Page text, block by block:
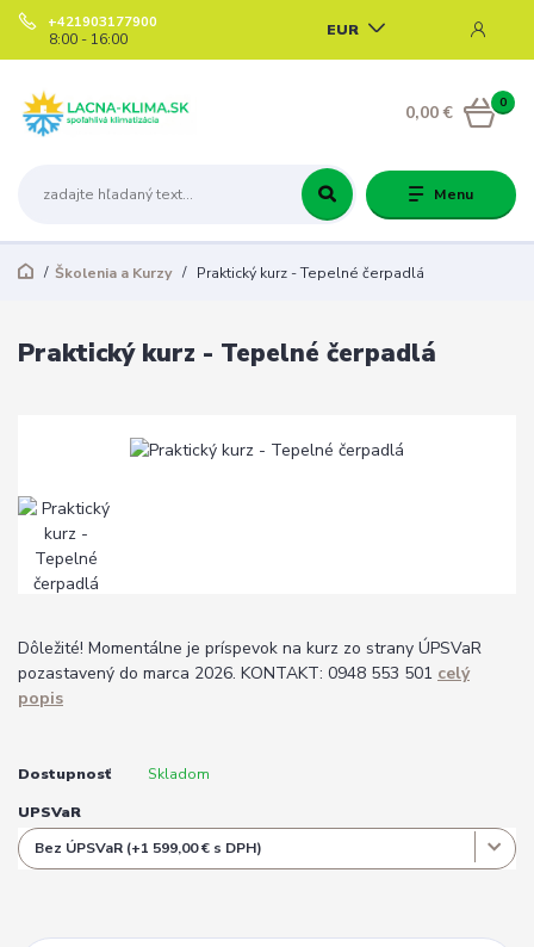
Menu
EUR
+421903177900
8:00 - 16:00
0
0,00 €
Školenia a Kurzy Praktický kurz - Tepelné čerpadlá
Praktický kurz - Tepelné čerpadlá
Dôležité! Momentálne je príspevok na kurz zo strany ÚPSVaR
pozastavený do marca 2026. KONTAKT: 0948 553 501 celý
popis
Dostupnosť Skladom
UPSVaR